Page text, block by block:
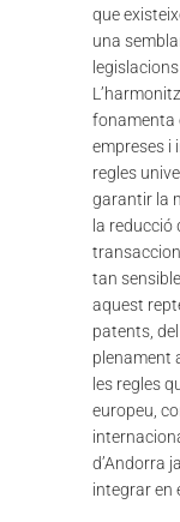
que
una
fonamenta
empreses i
regles
garantir la
la reducció
tan
aquest
patents,
plenament
les regles
europeu,
d’Andorra
integrar en